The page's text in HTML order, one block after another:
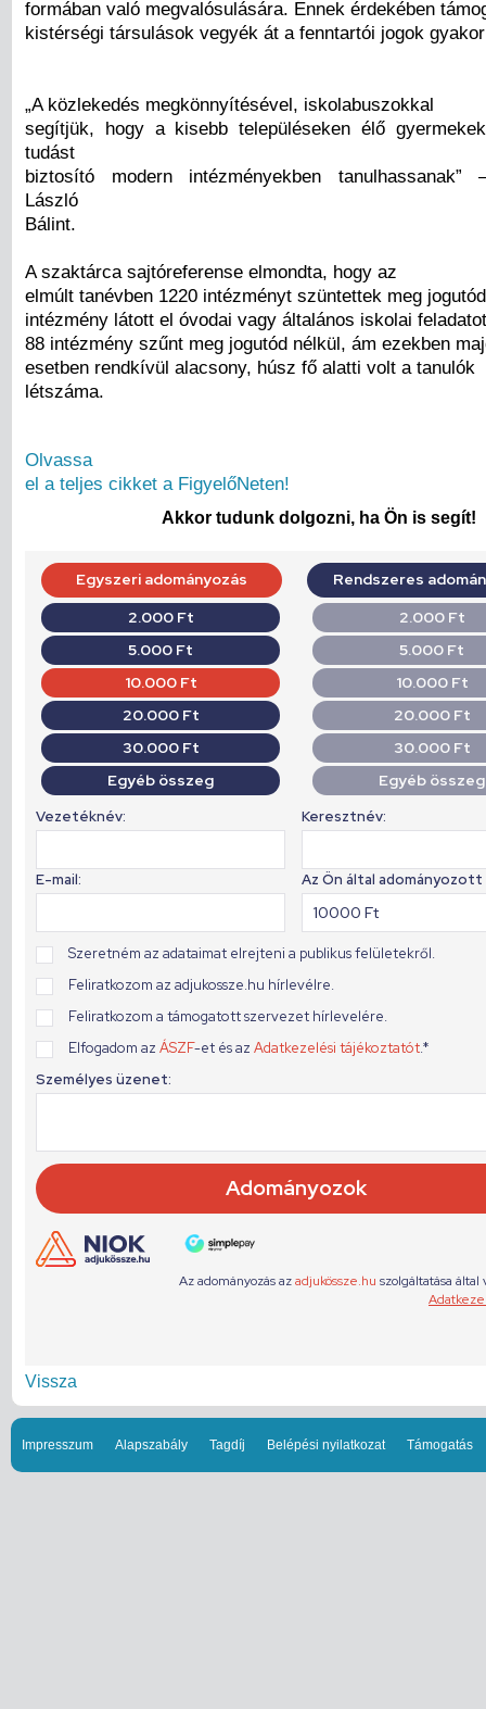
formában való megvalósulására. Ennek érdekében
kistérségi társulások vegyék át a fenntartói jogok
„A közlekedés megkönnyítésével, iskolabuszokkal
segítjük, hogy a kisebb településeken élő
tudást
biztosító modern intézményekben tanulhassanak”
László
Bálint.
A szaktárca sajtóreferense elmondta, hogy az
elmúlt tanévben 1220 intézményt szüntettek meg
intézmény látott el óvodai vagy általános iskolai
88 intézmény szűnt meg jogutód nélkül, ám ezekben
esetben rendkívül alacsony, húsz fő alatti volt a tanulók
létszáma.
Olvassa
el a teljes cikket a FigyelőNeten!
Akkor tudunk dolgozni, ha Ön is segít!
Vissza
Impresszum Alapszabály Tagdíj Belépési nyilatkozat Támogatás